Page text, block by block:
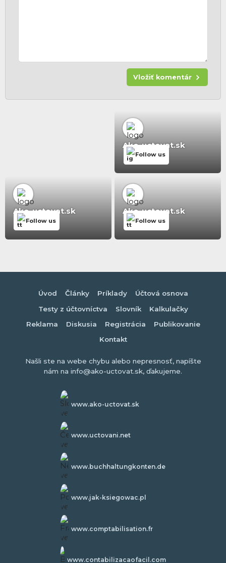
Vložiť komentár
Ako-uctovat.sk
Follow us
Ako-uctovat.sk
Follow us
Ako-uctovat.sk
Follow us
Úvod Články Príklady
Účtová osnova
Testy z účtovníctva
Slovník
Kalkulačky
Reklama
Diskusia Registrácia
Publikovanie
Kontakt
Našli ste na webe chybu alebo nepresnosť, napíšte
nám na info@ako-uctovat.sk, ďakujeme.
www.ako-uctovat.sk
www.uctovani.net
www.buchhaltungkonten.de
www.jak-ksiegowac.pl
www.comptabilisation.fr
www.contabilizacaofacil.com